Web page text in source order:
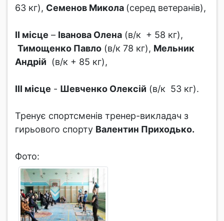
63 кг), Семенов Микола (серед ветеранів),
ІІ місце – Іванова Олена (в/к + 58 кг),
Тимощенко Павло (в/к 78 кг), Мельник
Андрій (в/к + 85 кг),
ІІІ місце - Шевченко Олексій (в/к 53 кг).
Тренує спортсменів тренер-викладач з
гирьового спорту Валентин Приходько.
Фото: